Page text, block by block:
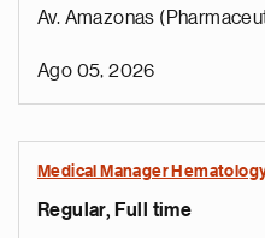
Av. Amazonas
Ago 05, 2026
Medical Manager
Regular, Full time